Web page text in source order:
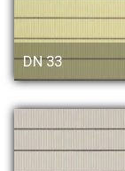
DN 33